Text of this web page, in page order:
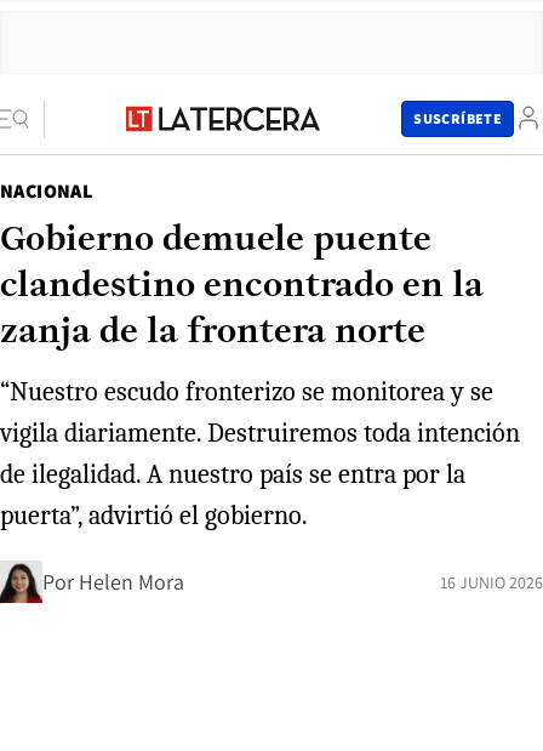
SUSCRÍBETE
NACIONAL
Gobierno demuele puente
clandestino encontrado en la
zanja de la frontera norte
“Nuestro escudo fronterizo se monitorea y se
vigila diariamente. Destruiremos toda intención
de ilegalidad. A nuestro país se entra por la
puerta”, advirtió el gobierno.
Por Helen Mora 16 JUNIO 2026